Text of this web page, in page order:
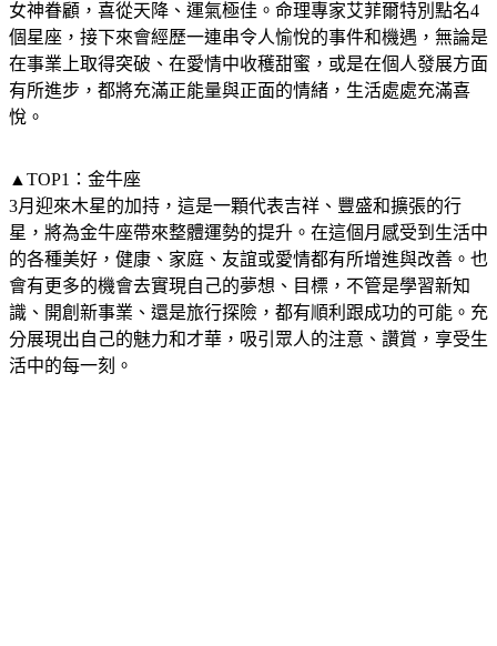
女神眷顧，喜從天降、運氣極佳。命理專家艾菲爾特別點名4
個星座，接下來會經歷一連串令人愉悅的事件和機遇，無論是
在事業上取得突破、在愛情中收穫甜蜜，或是在個人發展方面
有所進步，都將充滿正能量與正面的情緒，生活處處充滿喜
悅。
▲TOP1：金牛座
3月迎來木星的加持，這是一顆代表吉祥、豐盛和擴張的行
星，將為金牛座帶來整體運勢的提升。在這個月感受到生活中
的各種美好，健康、家庭、友誼或愛情都有所增進與改善。也
會有更多的機會去實現自己的夢想、目標，不管是學習新知
識、開創新事業、還是旅行探險，都有順利跟成功的可能。充
分展現出自己的魅力和才華，吸引眾人的注意、讚賞，享受生
活中的每一刻。